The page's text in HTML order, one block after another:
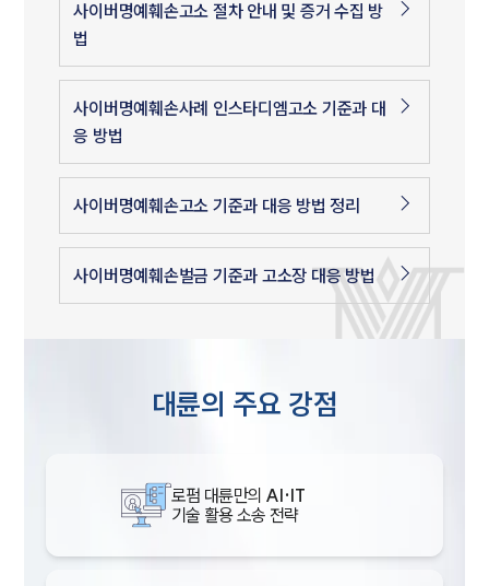
사이버명예훼손고소 절차 안내 및 증거 수집 방
법
사이버명예훼손사례 인스타디엠고소 기준과 대
응 방법
사이버명예훼손고소 기준과 대응 방법 정리
사이버명예훼손벌금 기준과 고소장 대응 방법
대륜의 주요 강점
로펌 대륜만의 AI·IT
기술 활용 소송 전략